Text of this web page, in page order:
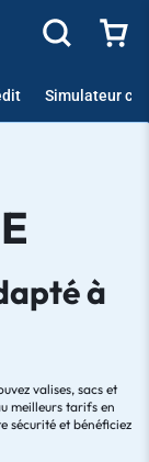
Simulateur
à
valises, sacs et
meilleurs tarifs en
sécurité et bénéficiez